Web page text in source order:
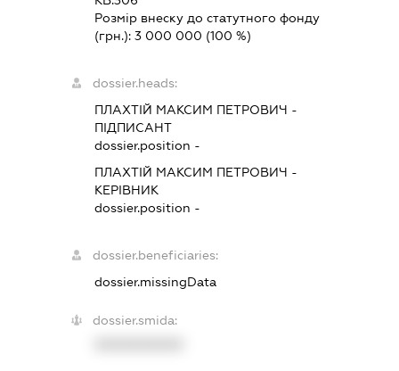
Розмір внеску до статутного фонду
(грн.):3 000 000 (100 %)
dossier.heads:
ПЛАХТІЙ МАКСИМ ПЕТРОВИЧ -
ПІДПИСАНТ
dossier.position -
ПЛАХТІЙ МАКСИМ ПЕТРОВИЧ -
КЕРІВНИК
dossier.position -
dossier.beneficiaries:
dossier.missingData
dossier.smida: